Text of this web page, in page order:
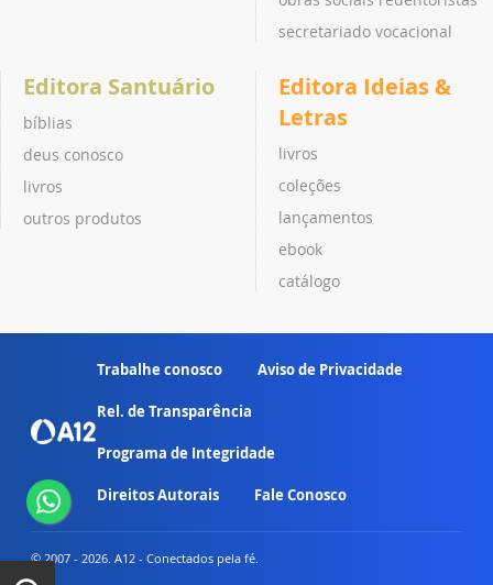
secretariado vocacional
Editora Santuário
bíblias
deus conosco
livros
outros produtos
Editora Ideias &
Letras
livros
coleções
lançamentos
ebook
catálogo
Trabalhe conosco Aviso de Privacidade
Rel. de Transparência
Programa de Integridade
Direitos Autorais Fale Conosco
© 2007 - 2026. A12 - Conectados pela fé.